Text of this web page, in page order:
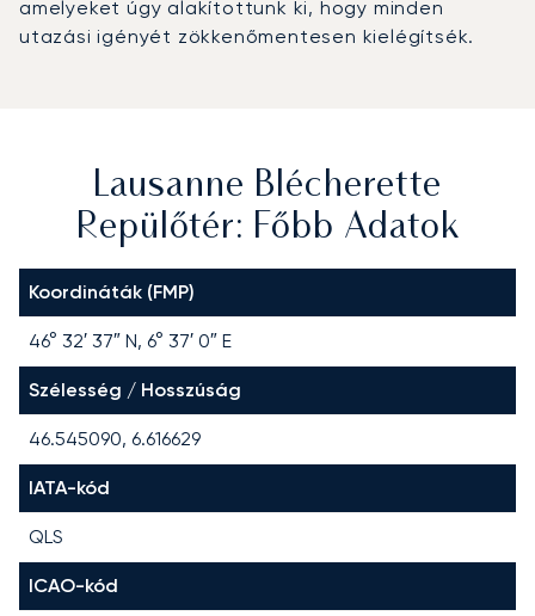
amelyeket úgy alakítottunk ki, hogy minden
utazási igényét zökkenőmentesen kielégítsék.
Lausanne Blécherette
Repülőtér: Főbb Adatok
Koordináták (FMP)
46° 32′ 37″ N, 6° 37′ 0″ E
Szélesség / Hosszúság
46.545090, 6.616629
IATA-kód
QLS
ICAO-kód